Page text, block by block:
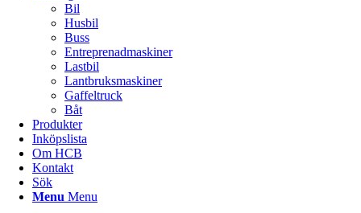
Bil
Husbil
Buss
Entreprenadmaskiner
Lastbil
Lantbruksmaskiner
Gaffeltruck
Båt
Produkter
Inköpslista
Om HCB
Kontakt
Sök
Menu Menu